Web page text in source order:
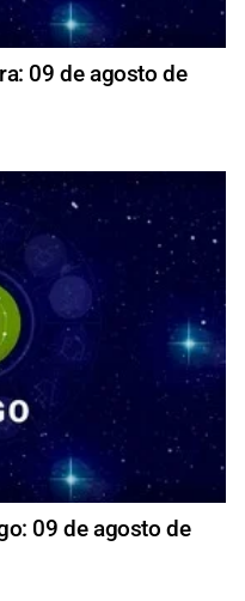
09 de agosto de
09 de agosto de